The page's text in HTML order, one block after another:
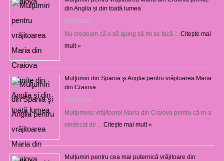
din Anglia și din toată lumea
29/07/2026
Nu credeam că o să ajung să mi se facă … Citește mai
mult »
Mulţumiri din Spania şi Anglia pentru vrăjitoarea Maria
din Craiova
28/07/2026
Mulţumesc vrăjitoarei Maria din Craiova pentru că m-a
vindecat de … Citește mai mult »
Mulțumiri pentru cea mai puternică vrăjitoare din